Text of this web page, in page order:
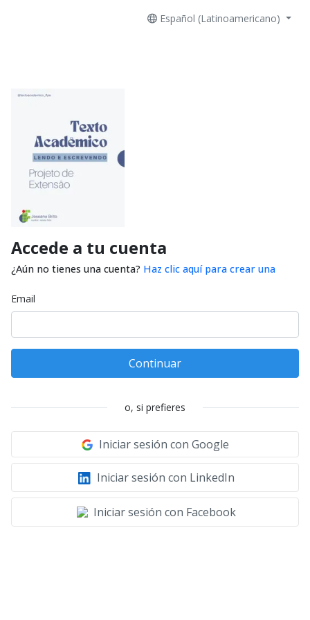
Español (Latinoamericano)
Accede a tu cuenta
¿Aún no tienes una cuenta? Haz clic aquí para crear una
Email
Continuar
o, si prefieres
Iniciar sesión con Google
Iniciar sesión con LinkedIn
Iniciar sesión con Facebook